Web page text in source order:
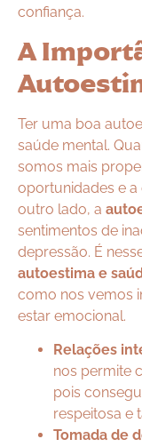
confiança.
A
Ter uma boa
saúde mental.
somos mais
oportunidades e a
outro lado, a
sentimentos de
depressão. É
autoestima e
como nos vemos
estar emocional.
Relações
nos permite
pois
respeitosa e
Tomada de